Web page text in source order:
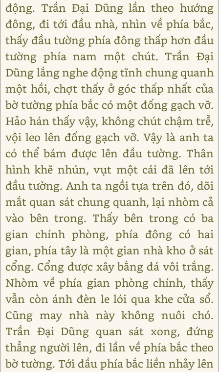
động. Trần Đại Dũng lần theo hướng
đông, đi tới đầu nhà, nhìn về phía bắc,
thấy đầu tường phía đông thấp hơn đầu
tường phía nam một chút. Trần Đại
Dũng lắng nghe động tĩnh chung quanh
một hồi, chợt thấy ở góc thấp nhất của
bờ tường phía bắc có một đống gạch vỡ.
Hảo hán thấy vậy, không chút chậm trễ,
vội leo lên đống gạch vỡ. Vậy là anh ta
có thể bám được lên đầu tường. Thân
hình khẽ nhún, vụt một cái đã lên tới
đầu tường. Anh ta ngồi tựa trên đó, dõi
mắt quan sát chung quanh, lại nhòm cả
vào bên trong. Thấy bên trong có ba
gian chính phòng, phía đông có hai
gian, phía tây là một gian nhà kho ở sát
cổng. Cổng được xây bằng đá vôi trắng.
Nhòm về phía gian phòng chính, thấy
vẫn còn ánh đèn le lói qua khe cửa sổ.
Cũng may nhà này không nuôi chó.
Trần Đại Dũng quan sát xong, đứng
thẳng người lên, đi lần về phía bắc theo
bờ tường. Tới đầu phía bắc liền nhảy lên